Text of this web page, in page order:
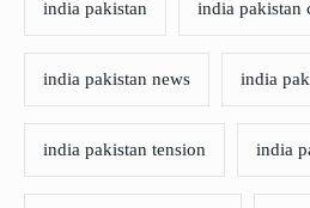
india pakistan india pakistan
india pakistan news india
india pakistan tension india